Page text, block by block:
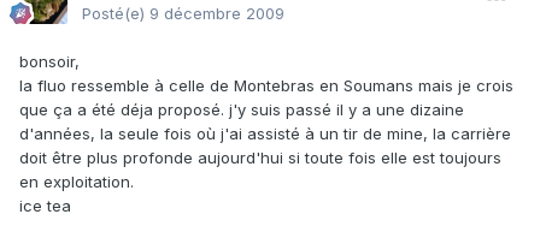
Posté(e) 9 décembre 2009
bonsoir,
la fluo ressemble à celle de Montebras en Soumans mais je crois
que ça a été déja proposé. j'y suis passé il y a une dizaine
d'années, la seule fois où j'ai assisté à un tir de mine, la carrière
doit être plus profonde aujourd'hui si toute fois elle est toujours
en exploitation.
ice tea